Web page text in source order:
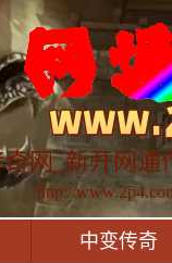
网_新开网通
http://
中变传奇